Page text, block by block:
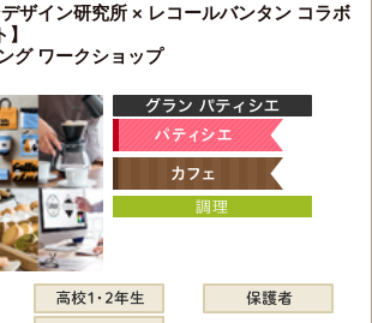
デザイン研究所 × レコールバンタン コラボ
グ ワークショップ